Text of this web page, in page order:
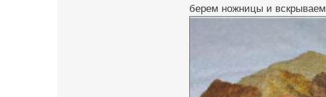
берем ножницы и